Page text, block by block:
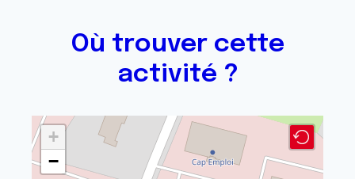
Où trouver cette
activité ?
+
−